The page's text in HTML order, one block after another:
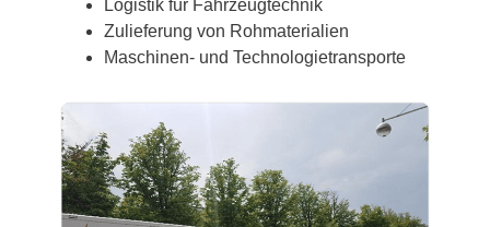
Logistik für Fahrzeugtechnik
Zulieferung von Rohmaterialien
Maschinen- und Technologietransporte